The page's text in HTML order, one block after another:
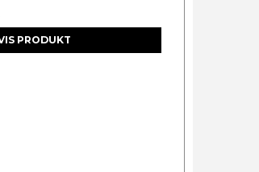
PRODUKT